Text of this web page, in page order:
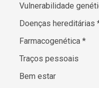
Vulnerabilidade
Doenças hereditárias
Farmacogenética*
Traços pessoais
Bem estar